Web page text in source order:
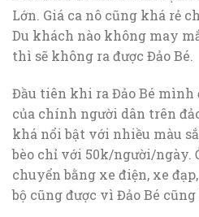
Lớn. Giá ca nô cũng khá rẻ
Du khách nào không may
thì sẽ không ra được Đảo Bé.
Đầu tiên khi ra Đảo Bé mình
của chính người dân trên
khá nổi bật với nhiều màu
bèo chỉ với 50k/người/ngày.
chuyển bằng xe điện, xe
bộ cũng được vì Đảo Bé